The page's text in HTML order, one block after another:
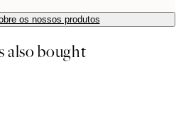
os nossos produtos
also bought